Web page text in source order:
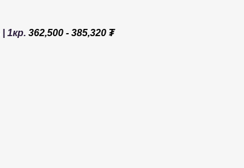
1кр. 362,500 - 385,320 ₮